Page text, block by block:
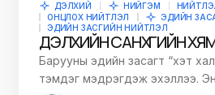
ДЭЛХИЙ НИЙГЭМ
ОНЦЛОХ НИЙТЛЭЛ
ЭДИЙН
ЭДИЙН ЗАСГИЙН НИЙТЛЭЛ
ДЭЛХИЙН САНХҮҮГИЙН
Барууны эдийн засагт “хэт
тэмдэг мэдрэгдэж эхэллээ.